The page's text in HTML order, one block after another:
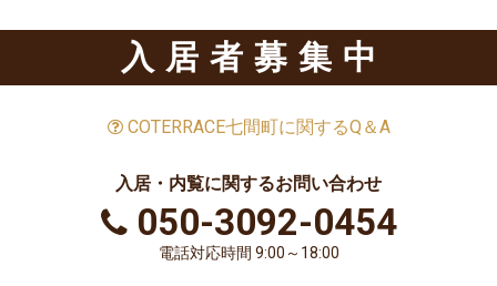
入居者募集中
COTERRACE七間町に関するQ＆A
入居・内覧に関するお問い合わせ
050-3092-0454
電話対応時間 9:00～18:00